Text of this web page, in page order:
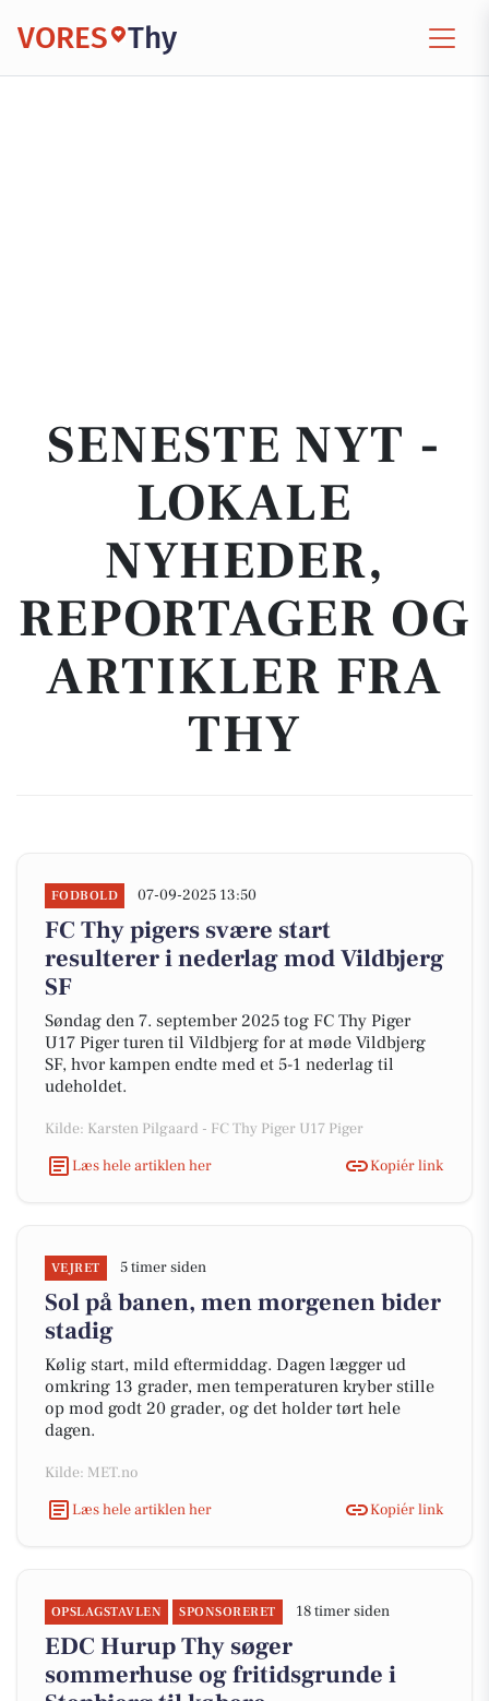
VORES Thy
SENESTE NYT -
LOKALE
NYHEDER,
REPORTAGER OG
ARTIKLER FRA
THY
FODBOLD 07-09-2025 13:50
FC Thy pigers svære start
resulterer i nederlag mod Vildbjerg
SF
Søndag den 7. september 2025 tog FC Thy Piger
U17 Piger turen til Vildbjerg for at møde Vildbjerg
SF, hvor kampen endte med et 5-1 nederlag til
udeholdet.
Kilde: Karsten Pilgaard - FC Thy Piger U17 Piger
Læs hele artiklen her
Kopiér link
VEJRET 5 timer siden
Sol på banen, men morgenen bider
stadig
Kølig start, mild eftermiddag. Dagen lægger ud
omkring 13 grader, men temperaturen kryber stille
op mod godt 20 grader, og det holder tørt hele
dagen.
Kilde: MET.no
Læs hele artiklen her
Kopiér link
OPSLAGSTAVLEN SPONSORERET 18 timer siden
EDC Hurup Thy søger
sommerhuse og fritidsgrunde i